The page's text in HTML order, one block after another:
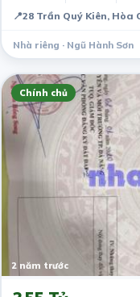
📍28 Trần Quý Kiên, Hòa
Nhà riêng · Ngũ Hành Sơn
Chính chủ
2 năm trước